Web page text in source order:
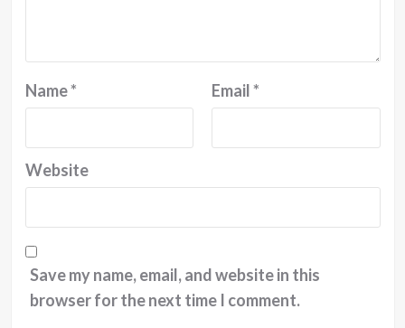
Name* Email*
Website
Save my name, email, and website in this
browser for the next time I comment.